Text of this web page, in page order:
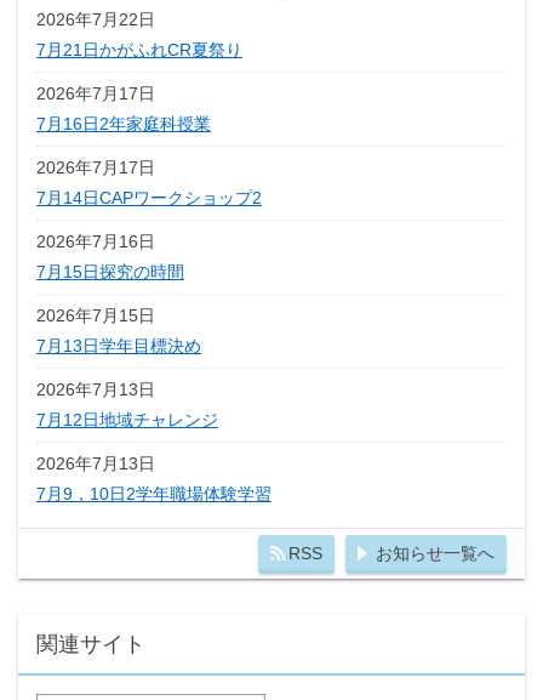
2026年7月22日
7月21日かがふれCR夏祭り
2026年7月17日
7月16日2年家庭科授業
2026年7月17日
7月14日CAPワークショップ2
2026年7月16日
7月15日探究の時間
2026年7月15日
7月13日学年目標決め
2026年7月13日
7月12日地域チャレンジ
2026年7月13日
7月9，10日2学年職場体験学習
RSS お知らせ一覧へ
関連サイト